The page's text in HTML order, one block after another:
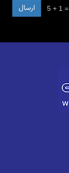
5 + 1 =